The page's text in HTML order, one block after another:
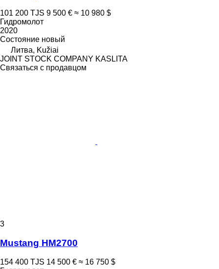
101 200 TJS 9 500 € ≈ 10 980 $
Гидромолот
2020
Состояние новый
Литва, Kužiai
JOINT STOCK COMPANY KASLITA
Связаться с продавцом
3
Mustang HM2700
154 400 TJS 14 500 € ≈ 16 750 $